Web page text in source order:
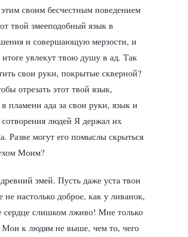
своим бесчестным поведением
твой змееподобный язык в
и совершающую мерзости, и
увлекут твою душу в ад. Так
свои руки, покрытые скверной?
отрезать этот твой язык,
пламени ада за свои руки, язык и
людей Я держал их
Разве могут его помыслы скрыться
Моим?
змей. Пусть даже уста твои
настолько доброе, как у ливанок,
сердце слишком лживо! Мне только
Мои к людям не выше, чем то, чего